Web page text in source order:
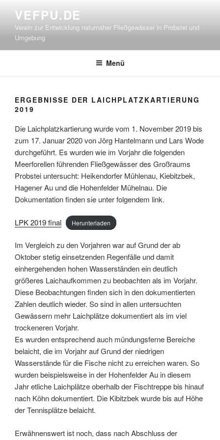
Inhalt
springen
VEFPU.DE
Verein zur Entwicklung naturnaher Fließgewässer in Probstei und
Umgebung
Menü
ERGEBNISSE DER LAICHPLATZKARTIERUNG
2019
Die Laichplatzkartierung wurde vom 1. November 2019 bis
zum 17. Januar 2020 von Jörg Hantelmann und Lars Wode
durchgeführt. Es wurden wie im Vorjahr die folgenden
Meerforellen führenden Fließgewässer des Großraums
Probstei untersucht: Heikendorfer Mühlenau, Kiebitzbek,
Hagener Au und die Hohenfelder Mühelnau. Die
Dokumentation finden sie unter folgendem link.
LPK 2019 final Herunterladen
Im Vergleich zu den Vorjahren war auf Grund der ab
Oktober stetig einsetzenden Regenfälle und damit
einhergehenden hohen Wasserständen ein deutlich
größeres Laichaufkommen zu beobachten als im Vorjahr.
Diese Beobachtungen finden sich in den dokumentierten
Zahlen deutlich wieder. So sind in allen untersuchten
Gewässern mehr Laichplätze dokumentiert als im viel
trockeneren Vorjahr.
Es wurden entsprechend auch mündungsferne Bereiche
belaicht, die im Vorjahr auf Grund der niedrigen
Wasserstände für die Fische nicht zu erreichen waren. So
wurden beispielsweise in der Hohenfelder Au in diesem
Jahr etliche Laichplätze oberhalb der Fischtreppe bis hinauf
nach Köhn dokumentiert. Die Kibitzbek wurde bis auf Höhe
der Tennisplätze belaicht.
Erwähnenswert ist noch, dass nach Abschluss der